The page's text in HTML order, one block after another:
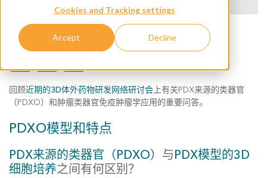
Cookies and Tracking settings
Accept Decline
rajendra 2020年3月30日
回顾近期的3D体外药物研发网络研讨会上有关PDX来源的类器官
（PDXO）和肿瘤类器官免疫肿瘤学应用的重要问答。
PDXO模型和特点
PDX来源的类器官（PDXO） 与PDX模型的3D
细胞培养之间有何区别？